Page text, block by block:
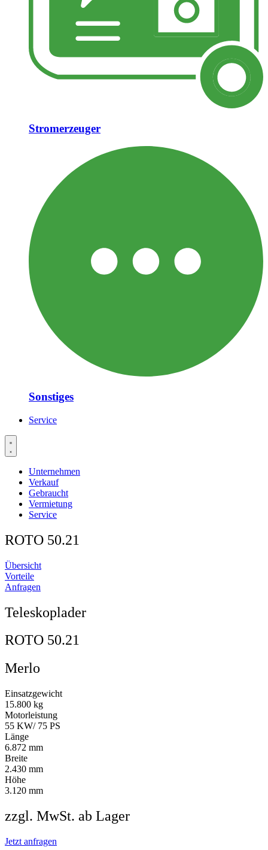
Stromerzeuger
Sonstiges
Service
Unternehmen
Verkauf
Gebraucht
Vermietung
Service
ROTO 50.21
Übersicht
Vorteile
Anfragen
Teleskoplader
ROTO 50.21
Merlo
Einsatzgewicht
15.800 kg
Motorleistung
55 KW/ 75 PS
Länge
6.872 mm
Breite
2.430 mm
Höhe
3.120 mm
zzgl. MwSt. ab Lager
Jetzt anfragen